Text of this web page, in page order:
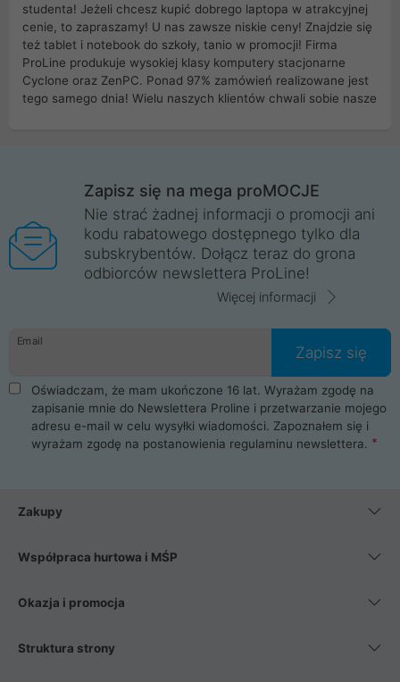
studenta! Jeżeli chcesz kupić dobrego laptopa w atrakcyjnej
cenie, to zapraszamy! U nas zawsze niskie ceny! Znajdzie się
też tablet i notebook do szkoły, tanio w promocji! Firma
ProLine produkuje wysokiej klasy komputery stacjonarne
Cyclone oraz ZenPC. Ponad 97% zamówień realizowane jest
tego samego dnia! Wielu naszych klientów chwali sobie nasze
Wrocław, Poznań, Legnica, Katowice, Gliwice, Kalisz, Bytom,
Trzebnica, Opole. Szybka i profesjonalna obsługa!
ProLine to polska firma ze 100% polskim kapitałem. Działamy
legalnie i płacimy podatki w naszym kraju! Posiadamy siedzibę
główną w Mirkowie oraz salony na terenie kraju. Cała
komunikacja ze sklepem komputerowym ProLine jest
danych osobowych. Dlatego zakup notebooka albo laptopa w
ProLine to czysta przyjemność i pełne bezpieczeństwo.
Zaopatrzysz się u nas w akcesoria i części komputerowe
takie jak procesory, karty graficzne, płyty główne, pamięci,
dyski SSD, M.2 oraz HDD. Nasi pracownicy pomogą Ci wybrać
najlepszy zasilacz komputerowy oraz obudowę do komputera.
Poza komputerami mamy również najlepsze na rynku
Smartfony takich producentów jak Xiaomi, Apple, Samsung i
wentylatory. Na koniec mając już to wszystko, możesz
Zapisz się na mega proMOCJE
Nie strać żadnej informacji o promocji ani
kodu rabatowego dostępnego tylko dla
subskrybentów. Dołącz teraz do grona
odbiorców newslettera ProLine!
Więcej informacji
Email
Zapisz się
Oświadczam, że mam ukończone 16 lat. Wyrażam zgodę na
zapisanie mnie do Newslettera Proline i przetwarzanie mojego
adresu e-mail w celu wysyłki wiadomości. Zapoznałem się i
wyrażam zgodę na postanowienia regulaminu newslettera.
Zakupy
Współpraca hurtowa i MŚP
Okazja i promocja
Struktura strony